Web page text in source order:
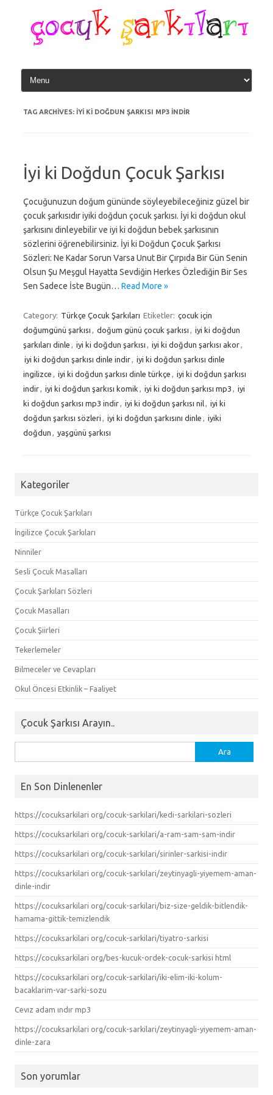
content
TAG ARCHIVES: IYI KI DOĞDUN ŞARKISI MP3 INDIR
İyi ki Doğdun Çocuk Şarkısı
Çocuğunuzun doğum gününde söyleyebileceğiniz güzel bir
çocuk şarkısıdır iyiki doğdun çocuk şarkısı. İyi ki doğdun okul
şarkısını dinleyebilir ve iyi ki doğdun bebek şarkısının
sözlerini öğrenebilirsiniz. İyi ki Doğdun Çocuk Şarkısı
Sözleri: Ne Kadar Sorun Varsa Unut Bir Çırpıda Bir Gün Senin
Olsun Şu Meşgul Hayatta Sevdiğin Herkes Özlediğin Bir Ses
Sen Sadece İste Bugün… Read More »
Category: Türkçe Çocuk Şarkıları Etiketler: çocuk için
doğumgünü şarkısı
doğum günü çocuk şarkısı
iyi ki doğdun
şarkıları dinle
iyi ki doğdun şarkısı iyi ki doğdun şarkısı akor
iyi ki doğdun şarkısı dinle indir
iyi ki doğdun şarkısı dinle
ingilizce
iyi ki doğdun şarkısı dinle türkçe
iyi ki doğdun şarkısı
indir
iyi ki doğdun şarkısı komik iyi ki doğdun şarkısı mp3
iyi
ki doğdun şarkısı mp3 indir
iyi ki doğdun şarkısı nil
iyi ki
doğdun şarkısı sözleri
iyi ki doğdun şarkısını dinle
iyiki
doğdun
yaşgünü şarkısı
Kategoriler
Türkçe Çocuk Şarkıları
İngilizce Çocuk Şarkıları
Ninniler
Sesli Çocuk Masalları
Çocuk Şarkıları Sözleri
Çocuk Masalları
Çocuk Şiirleri
Tekerlemeler
Bilmeceler ve Cevapları
Okul Öncesi Etkinlik – Faaliyet
Çocuk Şarkısı Arayın..
En Son Dinlenenler
https://cocuksarkilari org/cocuk-sarkilari/kedi-sarkilari-sozleri
https://cocuksarkilari org/cocuk-sarkilari/a-ram-sam-sam-indir
https://cocuksarkilari org/cocuk-sarkilari/sirinler-sarkisi-indir
https://cocuksarkilari org/cocuk-sarkilari/zeytinyagli-yiyemem-aman-
dinle-indir
https://cocuksarkilari org/cocuk-sarkilari/biz-size-geldik-bitlendik-
hamama-gittik-temizlendik
https://cocuksarkilari org/cocuk-sarkilari/tiyatro-sarkisi
https://cocuksarkilari org/bes-kucuk-ordek-cocuk-sarkisi html
https://cocuksarkilari org/cocuk-sarkilari/iki-elim-iki-kolum-
bacaklarim-var-sarki-sozu
Cevız adam ındır mp3
https://cocuksarkilari org/cocuk-sarkilari/zeytinyagli-yiyemem-aman-
dinle-zara
Son yorumlar